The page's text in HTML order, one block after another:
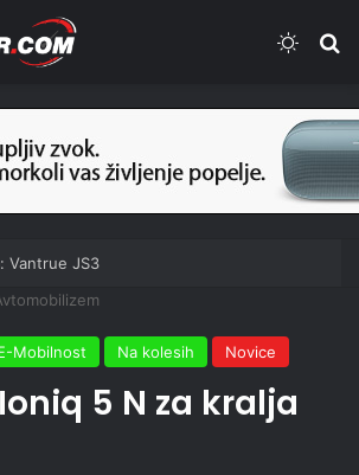
Vantrue JS3
Mobilnost Na kolesih Novice
5 N za kralja